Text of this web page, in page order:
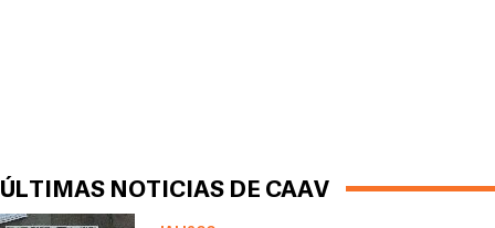
ÚLTIMAS NOTICIAS DE CAAV